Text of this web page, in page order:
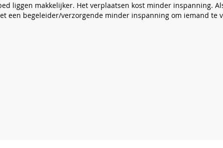
liggen makkelijker. Het verplaatsen kost minder inspanning.
een begeleider/verzorgende minder inspanning om iemand te